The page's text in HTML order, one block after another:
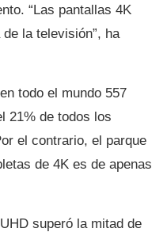
“Las pantallas 4K
la televisión”, ha
todo el mundo 557
21% de todos los
el contrario, el parque
de 4K es de apenas
superó la mitad de